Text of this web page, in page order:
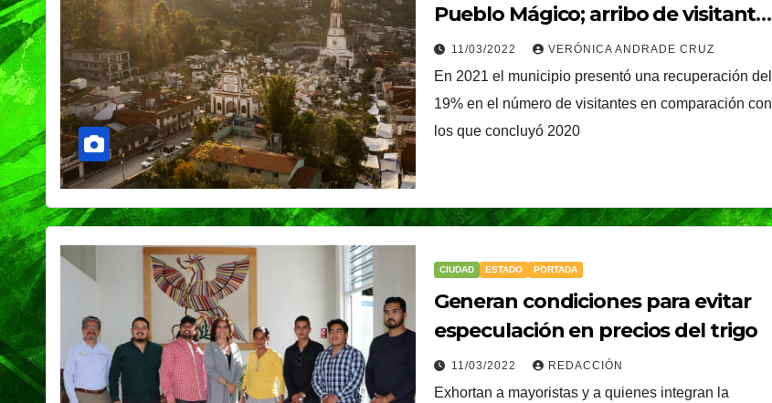
Pueblo Mágico; arribo de visitantes
incrementa 343%
11/03/2022 VERÓNICA ANDRADE CRUZ
En 2021 el municipio presentó una recuperación del
19% en el número de visitantes en comparación con
los que concluyó 2020
CIUDAD ESTADO PORTADA
Generan condiciones para evitar
especulación en precios del trigo
11/03/2022 REDACCIÓN
Exhortan a mayoristas y a quienes integran la